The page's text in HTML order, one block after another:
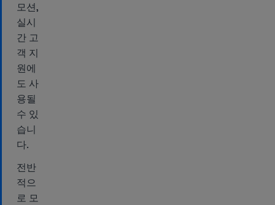
모션,
실시
간 고
객 지
원에
도 사
용될
수 있
습니
다.
전반
적으
로 모